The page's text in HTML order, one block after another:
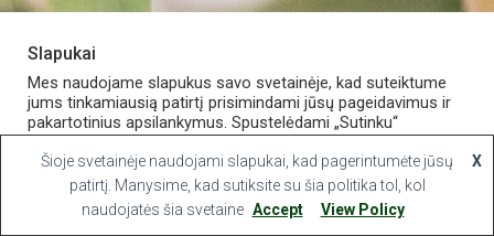
PARDUOTUVĖ APIE VAISTINĘ MANO PASKYRA
KONTAKTAI
Hestia | Developed byThemeIsle
Slapukai
Mes naudojame slapukus savo svetainėje, kad suteiktume
jums tinkamiausią patirtį prisimindami jūsų pageidavimus ir
pakartotinius apsilankymus. Spustelėdami „Sutinku“
sutinkate naudoti VISUS slapukus.
Slapukų nustatymai Sutinku
Šioje svetainėje naudojami slapukai, kad pagerintumėte jūsų
patirtį. Manysime, kad sutiksite su šia politika tol, kol
naudojatės šia svetaine
X
Accept View Policy